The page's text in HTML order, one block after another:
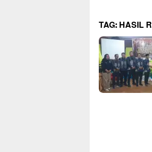
TAG:HASIL